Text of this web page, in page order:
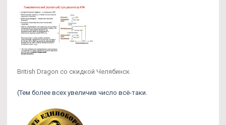
British Dragon со скидкой Челябинск
(Тем более всех увеличив число всё-таки.